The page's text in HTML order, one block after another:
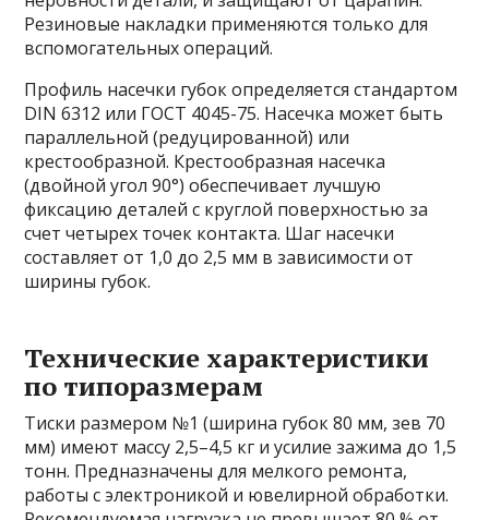
Резиновые накладки применяются только для
вспомогательных операций.
Профиль насечки губок определяется стандартом
DIN 6312 или ГОСТ 4045-75. Насечка может быть
параллельной (редуцированной) или
крестообразной. Крестообразная насечка
(двойной угол 90°) обеспечивает лучшую
фиксацию деталей с круглой поверхностью за
счет четырех точек контакта. Шаг насечки
составляет от 1,0 до 2,5 мм в зависимости от
ширины губок.
Технические характеристики
по типоразмерам
Тиски размером №1 (ширина губок 80 мм, зев 70
мм) имеют массу 2,5–4,5 кг и усилие зажима до 1,5
тонн. Предназначены для мелкого ремонта,
работы с электроникой и ювелирной обработки.